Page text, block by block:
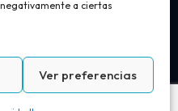
a ciertas
Ver preferencias